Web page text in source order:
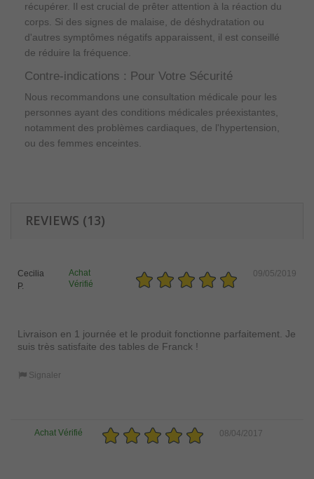
récupérer. Il est crucial de prêter attention à la réaction du
corps. Si des signes de malaise, de déshydratation ou
d'autres symptômes négatifs apparaissent, il est conseillé
de réduire la fréquence.
Contre-indications : Pour Votre Sécurité
Nous recommandons une consultation médicale pour les
personnes ayant des conditions médicales préexistantes,
notamment des problèmes cardiaques, de l'hypertension,
ou des femmes enceintes.
REVIEWS (13)
Cecilia
P.
Achat
Vérifié
09/05/2019
Livraison en 1 journée et le produit fonctionne parfaitement. Je
suis très satisfaite des tables de Franck !
Signaler
Achat Vérifié 08/04/2017